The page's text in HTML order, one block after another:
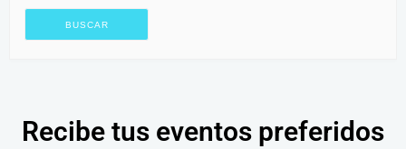
Recibe tus eventos preferidos